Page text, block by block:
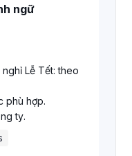
ngữ
Lễ Tết: theo
phù hợp.
ty.